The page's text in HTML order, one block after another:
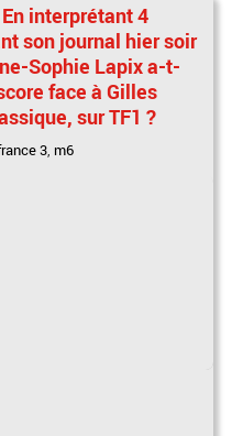
interprétant 4
son journal hier soir
Sophie Lapix a-t-
face à Gilles
sur TF1 ?
3, m6